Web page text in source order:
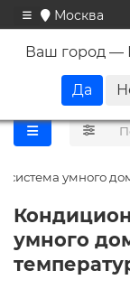
Москва
Ваш город —
умного
умного